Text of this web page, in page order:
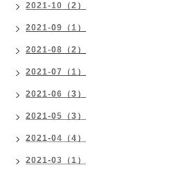
2021-10（2）
2021-09（1）
2021-08（2）
2021-07（1）
2021-06（3）
2021-05（3）
2021-04（4）
2021-03（1）